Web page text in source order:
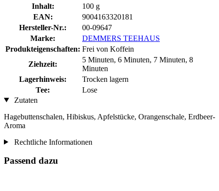
Inhalt:
100 g
EAN:
9004163320181
Hersteller-Nr.:
00-09647
Marke:
DEMMERS TEEHAUS
Produkteigenschaften: Frei von Koffein
Ziehzeit:
5 Minuten, 6 Minuten, 7 Minuten, 8
Minuten
Lagerhinweis:
Trocken lagern
Tee:
Lose
Zutaten
Hagebuttenschalen, Hibiskus, Apfelstücke, Orangenschale, Erdbeer-
Aroma
Rechtliche Informationen
Passend dazu